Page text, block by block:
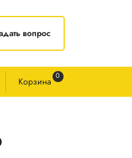
вопрос
Корзина 0